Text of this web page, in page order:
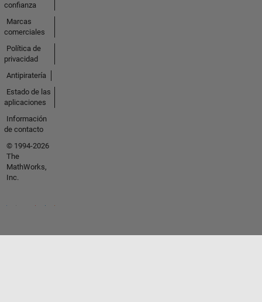
confianza
Marcas
comerciales
Política de
privacidad
Antipiratería
Estado de las
aplicaciones
Información
de contacto
© 1994-2026
The
MathWorks,
Inc.